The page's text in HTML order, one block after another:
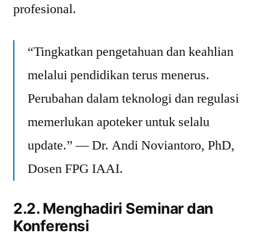
profesional.
“Tingkatkan pengetahuan dan keahlian
melalui pendidikan terus menerus.
Perubahan dalam teknologi dan regulasi
memerlukan apoteker untuk selalu
update.” — Dr. Andi Noviantoro, PhD,
Dosen FPG IAAI.
2.2. Menghadiri Seminar dan
Konferensi